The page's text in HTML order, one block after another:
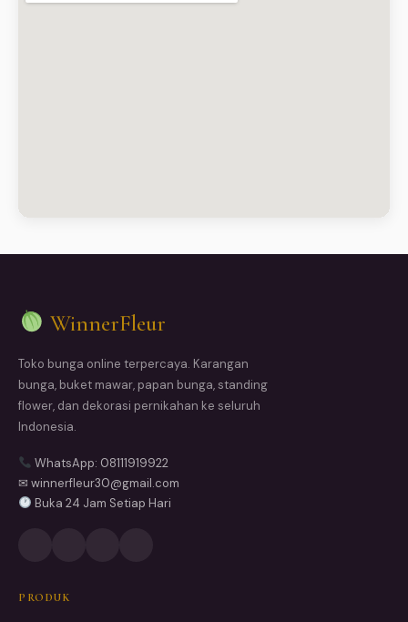
WinnerFleur
Toko bunga online terpercaya. Karangan
bunga, buket mawar, papan bunga, standing
flower, dan dekorasi pernikahan ke seluruh
Indonesia.
WhatsApp: 08111919922
✉ winnerfleur30@gmail.com
Buka 24 Jam Setiap Hari
PRODUK